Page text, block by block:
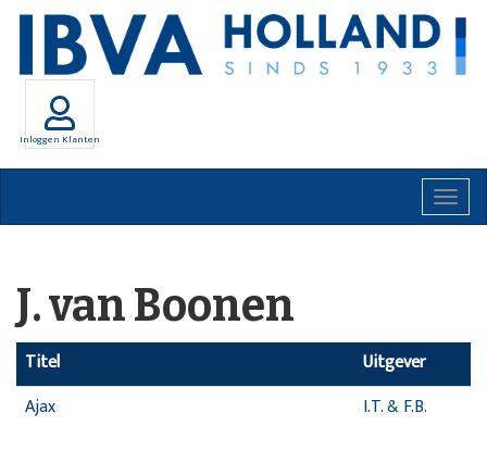
Inloggen Klanten
J. van Boonen
Titel
Uitgever
Ajax
I.T. & F.B.